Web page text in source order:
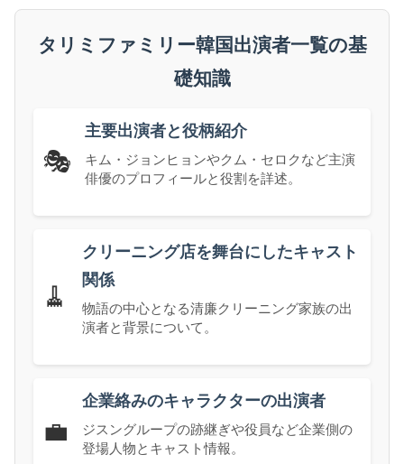
タリミファミリー韓国出演者一覧の基
礎知識
🎭
主要出演者と役柄紹介
キム・ジョンヒョンやクム・セロクなど主演
俳優のプロフィールと役割を詳述。
🧹
クリーニング店を舞台にしたキャスト
関係
物語の中心となる清廉クリーニング家族の出
演者と背景について。
💼
企業絡みのキャラクターの出演者
ジスングループの跡継ぎや役員など企業側の
登場人物とキャスト情報。